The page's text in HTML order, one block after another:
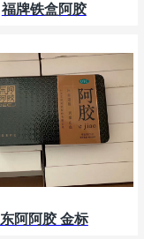
福牌铁盒阿胶
东阿阿胶 金标